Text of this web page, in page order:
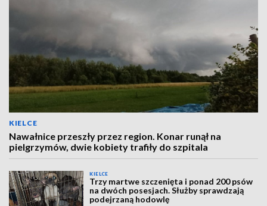
KIELCE
Nawałnice przeszły przez region. Konar runął na
pielgrzymów, dwie kobiety trafiły do szpitala
KIELCE
Trzy martwe szczenięta i ponad 200 psów
na dwóch posesjach. Służby sprawdzają
podejrzaną hodowlę